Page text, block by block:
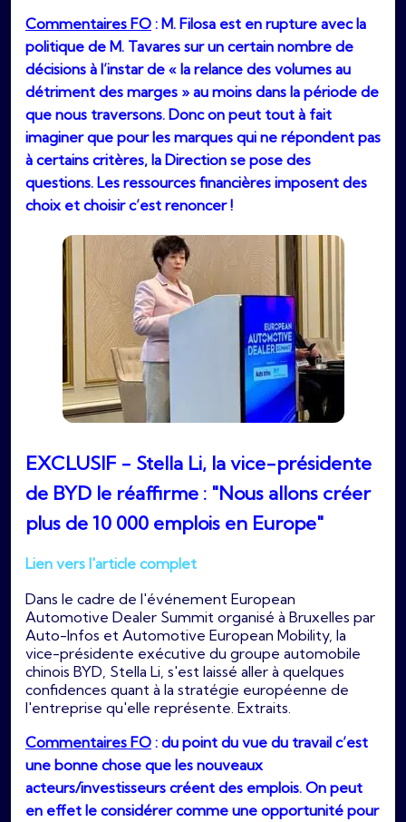
Commentaires FO : M. Filosa est en rupture avec la
politique de M. Tavares sur un certain nombre de
décisions à l’instar de « la relance des volumes au
détriment des marges » au moins dans la période de
que nous traversons. Donc on peut tout à fait
imaginer que pour les marques qui ne répondent pas
à certains critères, la Direction se pose des
questions. Les ressources financières imposent des
choix et choisir c’est renoncer !
EXCLUSIF - Stella Li, la vice-présidente
de BYD le réaffirme : "Nous allons créer
plus de 10 000 emplois en Europe"
Lien vers l'article complet
Dans le cadre de l'événement European
Automotive Dealer Summit organisé à Bruxelles par
Auto-Infos et Automotive European Mobility, la
vice-présidente exécutive du groupe automobile
chinois BYD, Stella Li, s'est laissé aller à quelques
confidences quant à la stratégie européenne de
l'entreprise qu'elle représente. Extraits.
Commentaires FO : du point du vue du travail c’est
une bonne chose que les nouveaux
acteurs/investisseurs créent des emplois. On peut
en effet le considérer comme une opportunité pour